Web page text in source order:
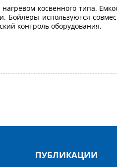
косвенного типа.
используются
контроль оборудования.
ПУБЛИКАЦИИ